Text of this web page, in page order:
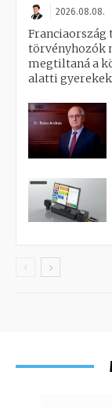
2026.08.08.
Franciaország
törvényhozók
megtiltaná a
alatti gyerekek